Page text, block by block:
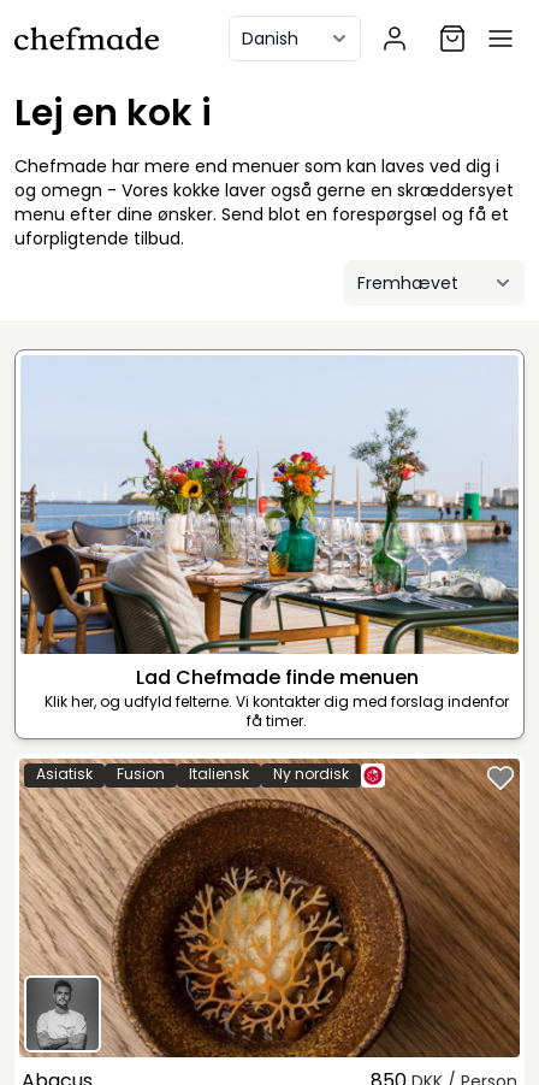
Lej en kok i
Chefmade har mere end menuer som kan laves ved dig i
og omegn - Vores kokke laver også gerne en skræddersyet
menu efter dine ønsker. Send blot en forespørgsel og få et
uforpligtende tilbud.
Lad Chefmade finde menuen
Klik her, og udfyld felterne. Vi kontakter dig med forslag indenfor
få timer.
Asiatisk Fusion Italiensk Ny nordisk